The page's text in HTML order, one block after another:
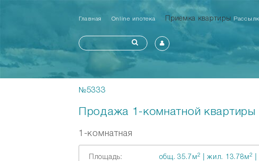
Главная Online ипотека Приемка квартиры
№5333
Продажа 1-комнатной
1-комнатная
Площадь: общ. 35.7м 2 | жил. 13.78м2 |